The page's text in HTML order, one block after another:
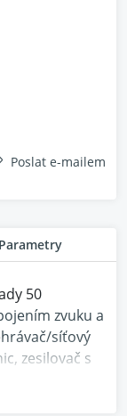
Poslat e-mailem
Parametry
50
zvuku a
síťový
zesilovač s
z vašeho